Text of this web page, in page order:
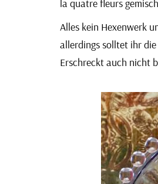
la quatre fleurs
Alles kein Hexenwerk
allerdings solltet ihr
Erschreckt auch nicht